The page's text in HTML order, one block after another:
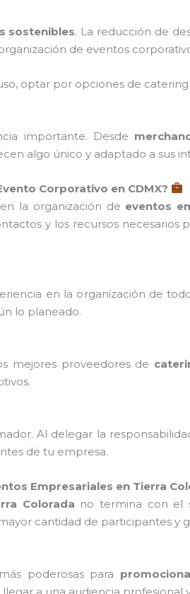
sostenibles. La reducción de
de eventos
optar por opciones de
importante. Desde
algo único y adaptado a sus
Corporativo en CDMX?
la organización de eventos
y los recursos
en la organización de
lo planeado.
mejores proveedores de
Al delegar la
de tu empresa.
Empresariales en Tierra
Colorada no termina con el
cantidad de participantes y
poderosas para
a una audiencia profesional